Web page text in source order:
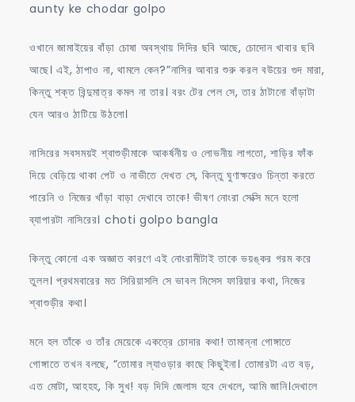
aunty ke chodar golpo
ওখানে জামাইয়ের বাঁড়া চোষা অবস্থায় দিদির ছবি আছে, চোদোন খাবার ছবি
আছে। এই, ঠাপাও না, থামলে কেন?”নাসির আবার শুরু করল বউয়ের গুদ মারা,
কিন্তু শক্ত বিন্দুমাত্র কমল না তার। বরং টের পেল সে, তার ঠাটানো বাঁড়াটা
যেন আরও ঠাটিয়ে উঠলো।
নাসিরের সবসময়ই শ্বাশুড়ীমাকে আকর্ষনীয় ও লোভনীয় লাগতো, শাড়ির ফাঁক
দিয়ে বেড়িয়ে থাকা পেট ও নাভীতে দেখত সে, কিন্তু ঘুণাক্ষরেও চিন্তা করতে
পারেনি ও নিজের খাঁড়া বাড়া দেখাবে তাকে! ভীষণ নোংরা সেক্সি মনে হলো
ব্যাপারটা নাসিরের। choti golpo bangla
কিন্তু কোনো এক অজ্ঞাত কারণে এই নোংরামীটাই তাকে ভয়ঙ্কর গরম করে
তুলল। প্রথমবারের মত সিরিয়াসলি সে ভাবল মিসেস ফারিয়ার কথা, নিজের
শ্বাশুড়ীর কথা।
মনে হল তাঁকে ও তাঁর মেয়েকে একত্রে চোদার কথা! তামান্না গোঙ্গাতে
গোঙ্গাতে তখন বলছে, “তোমার ল্যাওড়ার কাছে কিছুইনা। তোমারটা এত বড়,
এত মোটা, আহহহ, কি সুখ! বড় দিদি জেলাস হবে দেখলে, আমি জানি।দেখালে